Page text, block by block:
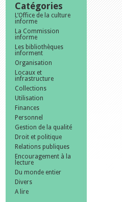
Catégories
L’Office de la culture
informe
La Commission
informe
Les bibliothèques
informent
Organisation
Locaux et
infrastructure
Collections
Utilisation
Finances
Personnel
Gestion de la qualité
Droit et politique
Relations publiques
Encouragement à la
lecture
Du monde entier
Divers
A lire